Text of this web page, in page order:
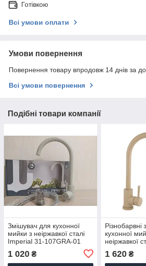
Готівкою
Всі умови оплати
Умови повернення
Повернення товару впродовж 14 днів за
Всі умови повернення
Подібні товари компанії
Змішувач для кухонної
мийки з неіржавкої сталі
Imperial 31-107GRA-01
1 020 ₴
Різнобарвні
кухонної
неіржавкої
31-
1 620₴